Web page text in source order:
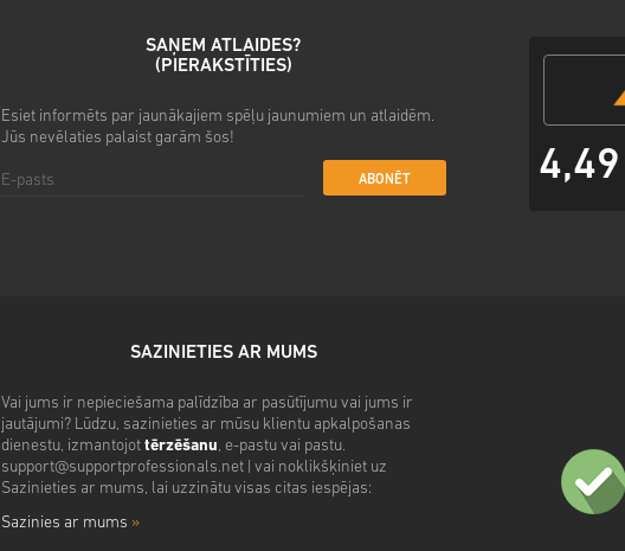
SAŅEM ATLAIDES?
(PIERAKSTĪTIES)
Esiet informēts par jaunākajiem spēļu jaunumiem un atlaidēm.
Jūs nevēlaties palaist garām šos!
ABONĒT 4,49
SAZINIETIES AR MUMS
Vai jums ir nepieciešama palīdzība ar pasūtījumu vai jums ir
jautājumi? Lūdzu, sazinieties ar mūsu klientu apkalpošanas
dienestu, izmantojot tērzēšanu, e-pastu vai pastu.
support@supportprofessionals.net| vai noklikšķiniet uz
Sazinieties ar mums, lai uzzinātu visas citas iespējas:
Sazinies ar mums »